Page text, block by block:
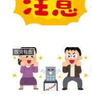
投資報告